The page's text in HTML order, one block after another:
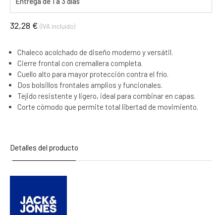
32,28 € (IVA incluido)
Chaleco acolchado de diseño moderno y versátil.
Cierre frontal con cremallera completa.
Cuello alto para mayor protección contra el frío.
Dos bolsillos frontales amplios y funcionales.
Tejido resistente y ligero, ideal para combinar en capas.
Corte cómodo que permite total libertad de movimiento.
Detalles del producto